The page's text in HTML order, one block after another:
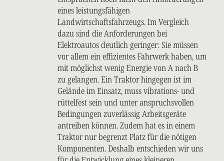
eines leistungsfähigen
Landwirtschaftsfahrzeugs. Im Vergleich
dazu sind die Anforderungen bei
Elektroautos deutlich geringer: Sie müssen
vor allem ein effizientes Fahrwerk haben, um
mit möglichst wenig Energie von A nach B
zu gelangen. Ein Traktor hingegen ist im
Gelände im Einsatz, muss vibrations- und
rüttelfest sein und unter anspruchsvollen
Bedingungen zuverlässig Arbeitsgeräte
antreiben können. Zudem hat es in einem
Traktor nur begrenzt Platz für die nötigen
Komponenten. Deshalb entschieden wir uns